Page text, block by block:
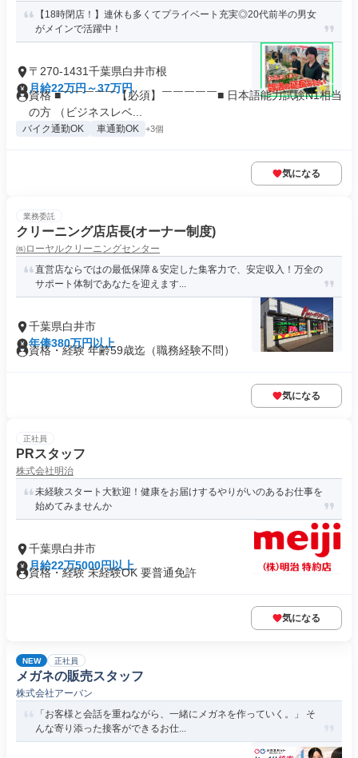
【18時閉店！】連休も多くてプライベート充実◎20代前半の男女
がメインで活躍中！
〒270-1431千葉県白井市根
月給22万円～37万円
資格 ■￣￣￣￣￣【必須】￣￣￣￣￣■ 日本語能力試験N1相当
の方 （ビジネスレベ...
バイク通勤OK 車通勤OK +3個
気になる
業務委託
クリーニング店店長(オーナー制度)
㈱ローヤルクリーニングセンター
直営店ならではの最低保障＆安定した集客力で、安定収入！万全の
サポート体制であなたを迎えます...
千葉県白井市
年俸380万円以上
資格・経験 年齢59歳迄（職務経験不問）
気になる
正社員
PRスタッフ
株式会社明治
未経験スタート大歓迎！健康をお届けするやりがいのあるお仕事を
始めてみませんか
千葉県白井市
月給22万5000円以上
資格・経験 未経験OK 要普通免許
気になる
NEW 正社員
メガネの販売スタッフ
株式会社アーバン
「お客様と会話を重ねながら、一緒にメガネを作っていく。」 そ
んな寄り添った接客ができるお仕...